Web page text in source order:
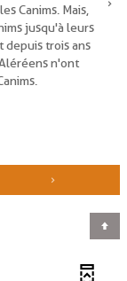
Canims. Mais,
jusqu'à leurs
depuis trois ans
n'ont